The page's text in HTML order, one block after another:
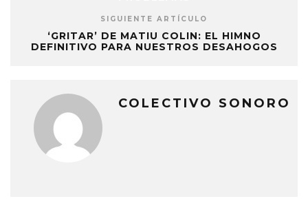
SIGUIENTE ARTÍCULO
‘GRITAR’ DE MATIU COLIN: EL HIMNO
DEFINITIVO PARA NUESTROS DESAHOGOS
COLECTIVO SONORO